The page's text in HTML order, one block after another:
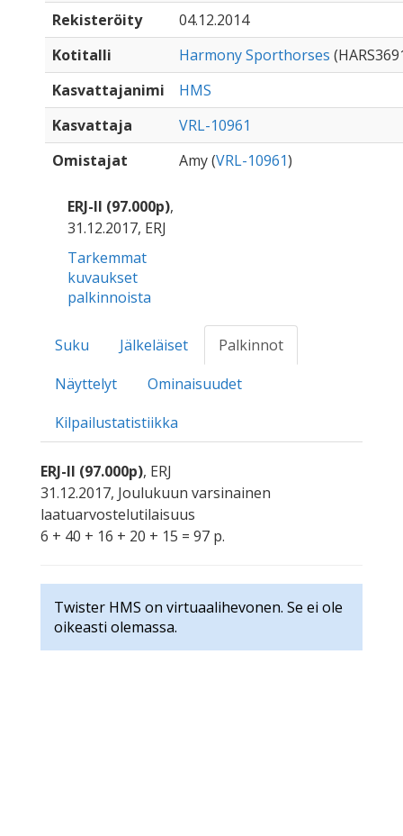
Rekisteröity
04.12.2014
Kotitalli
Harmony Sporthorses
Kasvattajanimi
HMS
Kasvattaja
VRL-10961
Omistajat
Amy (VRL-10961)
ERJ-II (97.000p),
31.12.2017, ERJ
Tarkemmat
kuvaukset
palkinnoista
Suku Jälkeläiset
Palkinnot
Näyttelyt
Ominaisuudet
Kilpailustatistiikka
ERJ-II (97.000p), ERJ
31.12.2017, Joulukuun varsinainen
laatuarvostelutilaisuus
6 + 40 + 16 + 20 + 15 = 97 p.
Twister HMS on virtuaalihevonen. Se ei ole
oikeasti olemassa.